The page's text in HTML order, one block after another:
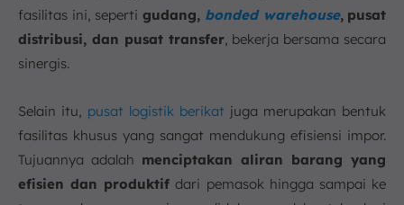
fasilitas ini, seperti gudang, bonded warehouse, pusat
distribusi, dan pusat transfer, bekerja bersama secara
sinergis.
Selain itu, pusat logistik berikat juga merupakan bentuk
fasilitas khusus yang sangat mendukung efisiensi impor.
Tujuannya adalah menciptakan aliran barang yang
efisien dan produktif dari pemasok hingga sampai ke